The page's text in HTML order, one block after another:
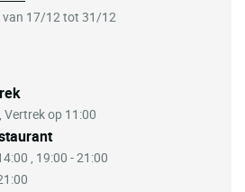
op 11:00
, 19:00 - 21:00
17/12 tot 31/12